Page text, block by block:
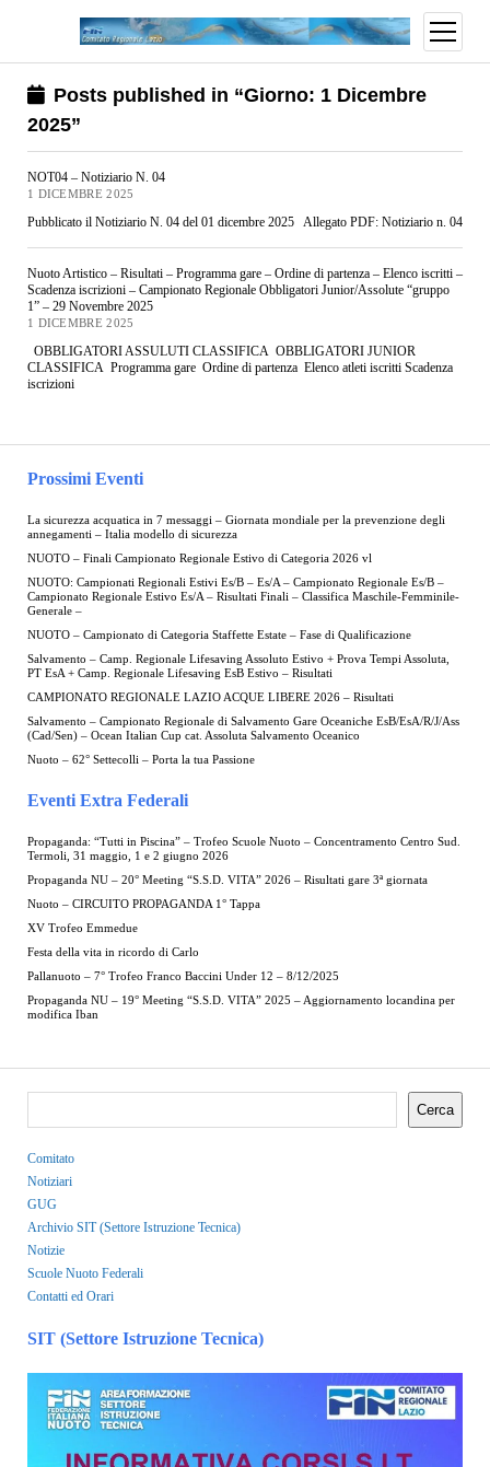
Prossimi Eventi
La sicurezza acquatica in 7 messaggi – Giornata mondiale per la prevenzione degli
annegamenti – Italia modello di sicurezza
NUOTO – Finali Campionato Regionale Estivo di Categoria 2026 vl
NUOTO: Campionati Regionali Estivi Es/B – Es/A – Campionato Regionale Es/B –
Campionato Regionale Estivo Es/A – Risultati Finali – Classifica Maschile-Femminile-
Generale –
NUOTO – Campionato di Categoria Staffette Estate – Fase di Qualificazione
Salvamento – Camp. Regionale Lifesaving Assoluto Estivo + Prova Tempi Assoluta,
PT EsA + Camp. Regionale Lifesaving EsB Estivo – Risultati
CAMPIONATO REGIONALE LAZIO ACQUE LIBERE 2026 – Risultati
Salvamento – Campionato Regionale di Salvamento Gare Oceaniche EsB/EsA/R/J/Ass
(Cad/Sen) – Ocean Italian Cup cat. Assoluta Salvamento Oceanico
Nuoto – 62° Settecolli – Porta la tua Passione
Eventi Extra Federali
Propaganda: “Tutti in Piscina” – Trofeo Scuole Nuoto – Concentramento Centro Sud.
Termoli, 31 maggio, 1 e 2 giugno 2026
Propaganda NU – 20° Meeting “S.S.D. VITA” 2026 – Risultati gare 3ª giornata
Nuoto – CIRCUITO PROPAGANDA 1° Tappa
XV Trofeo Emmedue
Festa della vita in ricordo di Carlo
Pallanuoto – 7° Trofeo Franco Baccini Under 12 – 8/12/2025
Propaganda NU – 19° Meeting “S.S.D. VITA” 2025 – Aggiornamento locandina per
modifica Iban
Posts published in “Giorno: 1 Dicembre
2025”
NOT04 – Notiziario N. 04
1 DICEMBRE 2025
Pubblicato il Notiziario N. 04 del 01 dicembre 2025 Allegato PDF: Notiziario n. 04
Nuoto Artistico – Risultati – Programma gare – Ordine di partenza – Elenco iscritti –
Scadenza iscrizioni – Campionato Regionale Obbligatori Junior/Assolute “gruppo
1” – 29 Novembre 2025
1 DICEMBRE 2025
OBBLIGATORI ASSULUTI CLASSIFICA OBBLIGATORI JUNIOR
CLASSIFICA Programma gare Ordine di partenza Elenco atleti iscritti Scadenza
iscrizioni
Cerca
Comitato
Notiziari
GUG
Archivio SIT (Settore Istruzione Tecnica)
Notizie
Scuole Nuoto Federali
Contatti ed Orari
SIT (Settore Istruzione Tecnica)